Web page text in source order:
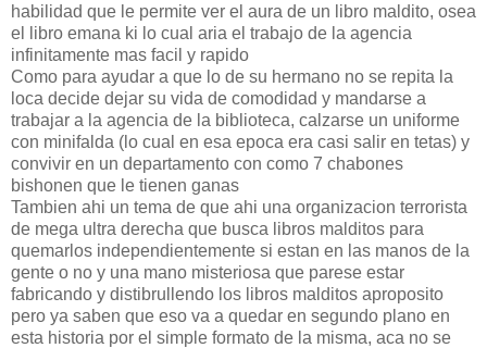
habilidad que le permite ver el aura de un libro maldito, osea
el libro emana ki lo cual aria el trabajo de la agencia
infinitamente mas facil y rapido
Como para ayudar a que lo de su hermano no se repita la
loca decide dejar su vida de comodidad y mandarse a
trabajar a la agencia de la biblioteca, calzarse un uniforme
con minifalda (lo cual en esa epoca era casi salir en tetas) y
convivir en un departamento con como 7 chabones
bishonen que le tienen ganas
Tambien ahi un tema de que ahi una organizacion terrorista
de mega ultra derecha que busca libros malditos para
quemarlos independientemente si estan en las manos de la
gente o no y una mano misteriosa que parese estar
fabricando y distibrullendo los libros malditos aproposito
pero ya saben que eso va a quedar en segundo plano en
esta historia por el simple formato de la misma, aca no se